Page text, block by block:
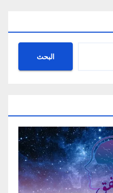
البحث